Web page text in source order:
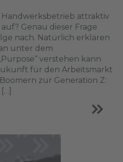
Handwerksbetrieb attraktiv
Genau dieser Frage
nach. Natürlich erklären
unter dem
verstehen kann
für den Arbeitsmarkt
zur Generation Z: